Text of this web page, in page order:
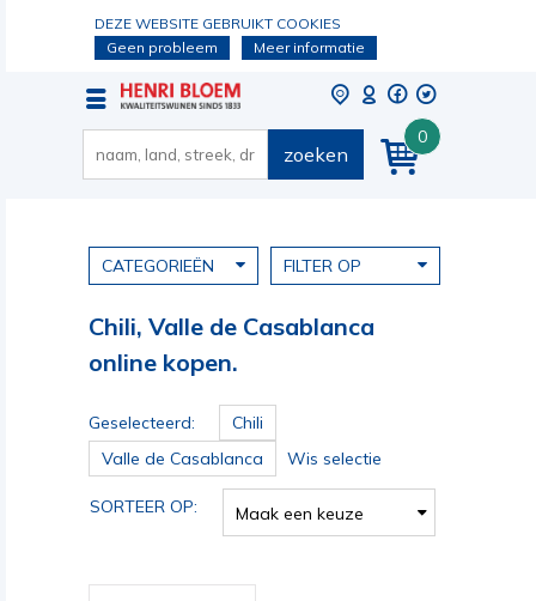
DEZE WEBSITE GEBRUIKT COOKIES
Geen probleem
Meer informatie
0
zoeken
CATEGORIEËN FILTER OP
Chili, Valle de Casablanca
online kopen.
Geselecteerd:
Chili
Valle de Casablanca
Wis selectie
SORTEER OP: Maak een keuze